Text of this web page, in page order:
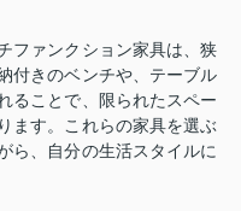
ファンクション家具は、狭
付きのベンチや、テーブル
ることで、限られたスペー
ます。これらの家具を選ぶ
ら、自分の生活スタイルに